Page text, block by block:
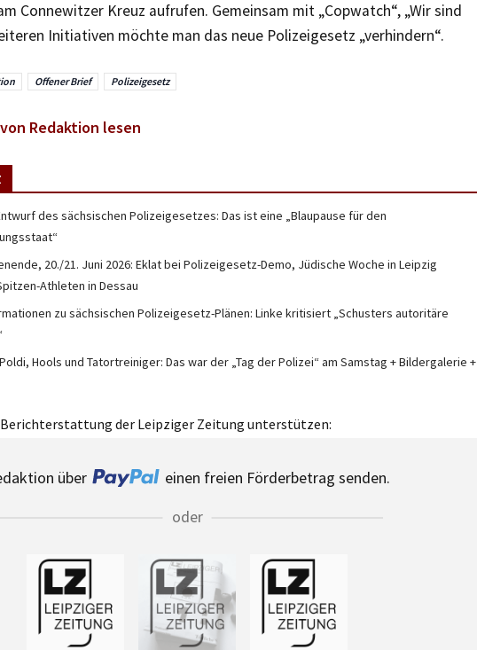
Connewitzer Kreuz aufrufen. Gemeinsam mit „Copwatch“, „Wir sind
Initiativen möchte man das neue Polizeigesetz „verhindern“.
Offener Brief Polizeigesetz
Redaktion lesen
des sächsischen Polizeigesetzes: Das ist eine „Blaupause für den
20./21. Juni 2026: Eklat bei Polizeigesetz-Demo, Jüdische Woche in Leipzig
Athleten in Dessau
zu sächsischen Polizeigesetz-Plänen: Linke kritisiert „Schusters autoritäre
Hools und Tatortreiniger: Das war der „Tag der Polizei“ am Samstag + Bildergalerie +
Berichterstattung der Leipziger Zeitung unterstützen:
über
einen freien Förderbetrag senden.
oder